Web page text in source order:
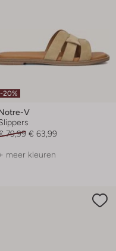
-20%
V
79,99 € 63,99
meer kleuren